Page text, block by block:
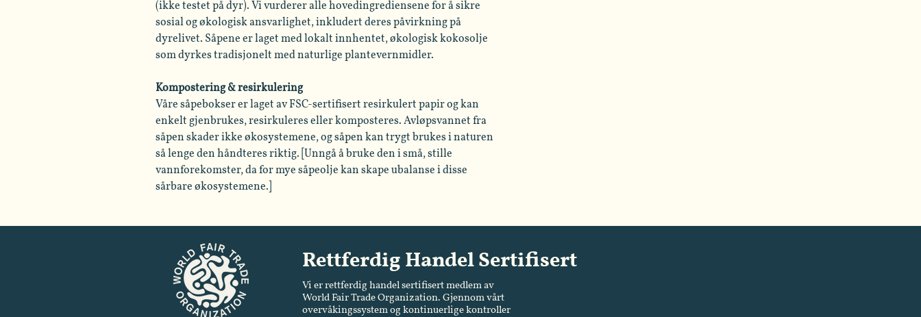
(ikke testet på dyr). Vi vurderer alle hovedingrediensene for å sikre
sosial og økologisk ansvarlighet, inkludert deres påvirkning på
dyrelivet. Såpene er laget med lokalt innhentet, økologisk kokosolje
som dyrkes tradisjonelt med naturlige plantevernmidler.
Kompostering & resirkulering
Våre såpebokser er laget av FSC-sertifisert resirkulert papir og kan
enkelt gjenbrukes, resirkuleres eller komposteres. Avløpsvannet fra
såpen skader ikke økosystemene, og såpen kan trygt brukes i naturen
så lenge den håndteres riktig. [Unngå å bruke den i små, stille
vannforekomster, da for mye såpeolje kan skape ubalanse i disse
sårbare økosystemene.]
Rettferdig Handel Sertifisert
Vi er rettferdig handel sertifisert medlem av
World Fair Trade Organization. Gjennom vårt
overvåkingssystem og kontinuerlige kontroller